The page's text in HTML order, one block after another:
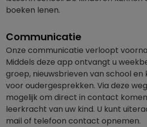
boeken lenen.
Communicatie
Onze communicatie verloopt
Middels deze app ontvangt u
groep, nieuwsbrieven van school en
voor oudergesprekken. Via deze
mogelijk om direct in contact
leerkracht van uw kind. U kunt
mail of telefoon contact opnemen.